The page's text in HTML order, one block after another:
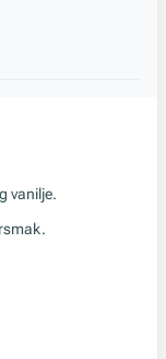
vanilje.